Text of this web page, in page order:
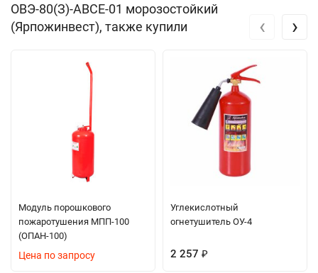
ОВЭ-80(З)-АBCЕ-01 морозостойкий
(Ярпожинвест), также купили
Модуль порошкового
пожаротушения МПП-100
(ОПАН-100)
Цена по запросу
Углекислотный
огнетушитель ОУ-4
2 257 ₽
‹ ›